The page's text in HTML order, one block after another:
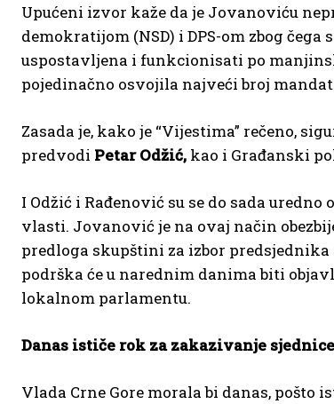
Upućeni izvor kaže da je Jovanoviću
demokratijom (NSD) i DPS-om zbog
uspostavljena i funkcionisati po
pojedinačno osvojila najveći broj
Zasada je, kako je “Vijestima” rečeno,
predvodi Petar Odžić, kao i Građanski
I Odžić i Rađenović su se do sada
vlasti. Jovanović je na ovaj način
predloga skupštini za izbor
podrška će u narednim danima biti
lokalnom parlamentu.
Danas ističe rok za zakazivanje
Vlada Crne Gore morala bi danas, pošto